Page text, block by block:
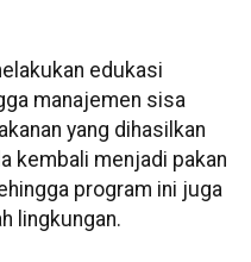
edukasi
manajemen sisa
yang dihasilkan
kembali menjadi pakan
program ini juga
lingkungan.